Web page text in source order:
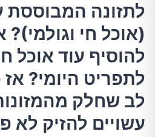
עוד אוכל חי ולא מבושל
לשים לב שחלק מהמזונות
לא פחות מאשר מזון מעובד.
1.תפוחי אדמה
2.רוברב
לתזונה המבוססת
(אוכל חי וגולמי)?
להוסיף עוד אוכל
לתפריט היומי?
לב שחלק
עשויים להזיק לא